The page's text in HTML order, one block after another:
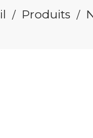
/ Produits /